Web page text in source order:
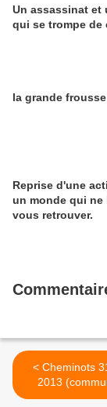
Un assassinat et
qui se trompe de
la grande
Reprise d'une
un monde qui ne
vous retrouver.
< Cheminots 31 Janvier
2013
intervention